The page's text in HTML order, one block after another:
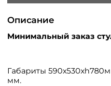
Описание
Минимальный заказ
Габариты
мм.